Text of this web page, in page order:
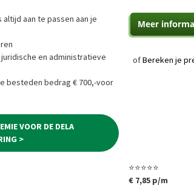
aan te passen aan je
en administratieve
besteden bedrag € 700,-voor
VOOR DE DELA
>
ofBereken je
⭐⭐⭐⭐⭐
€ 7,85 p/m